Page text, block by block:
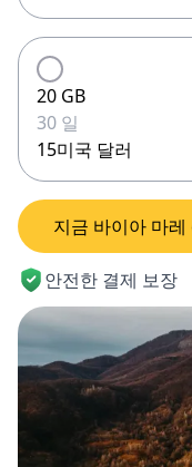
20 GB
30 일
15미국 달러
지금 바이아 마
안전한 결제 보장